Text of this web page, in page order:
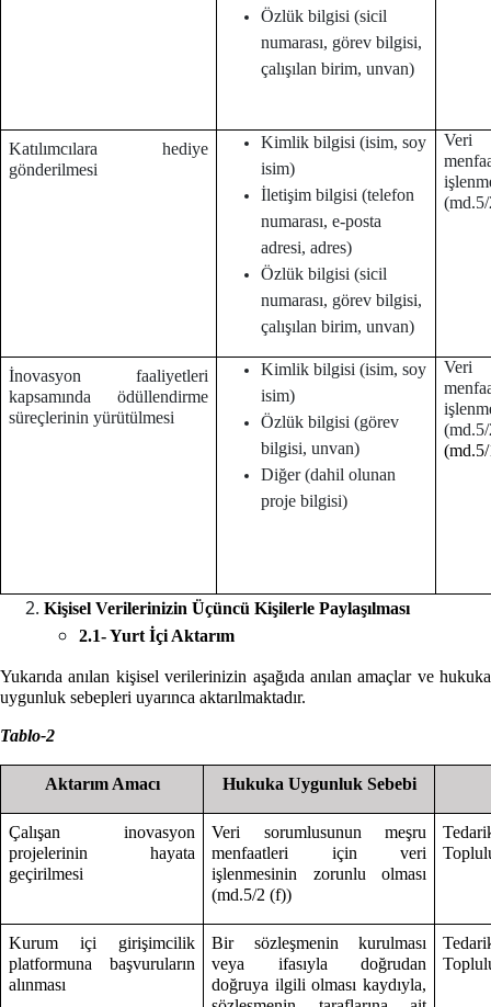
Özlük bilgisi (sicil
numarası, görev bilgisi,
çalışılan birim, unvan)
Katılımcılara hediye
gönderilmesi
Kimlik bilgisi (isim, soy
isim)
İletişim bilgisi (telefon
numarası, e-posta
adresi, adres)
Özlük bilgisi (sicil
numarası, görev bilgisi,
çalışılan birim, unvan)
Veri
İnovasyon faaliyetleri
kapsamında ödüllendirme
süreçlerinin yürütülmesi
Kimlik bilgisi (isim, soy
isim)
Özlük bilgisi (görev
bilgisi, unvan)
Diğer (dahil olunan
proje bilgisi)
Veri
Kişisel Verilerinizin Üçüncü Kişilerle Paylaşılması
2.1- Yurt İçi Aktarım
Yukarıda anılan kişisel verilerinizin aşağıda anılan amaçlar ve hukuka
uygunluk sebepleri uyarınca aktarılmaktadır.
Tablo-2
Aktarım Amacı Hukuka Uygunluk Sebebi
Çalışan inovasyon
projelerinin hayata
geçirilmesi
Veri sorumlusunun meşru
menfaatleri için veri
işlenmesinin zorunlu olması
(md.5/2 (f))
Kurum içi girişimcilik
platformuna başvuruların
alınması
Bir sözleşmenin kurulması
veya ifasıyla doğrudan
doğruya ilgili olması kaydıyla,